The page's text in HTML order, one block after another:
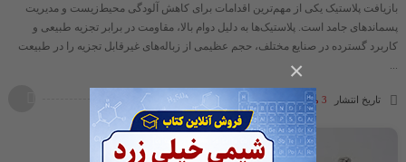
×
بازیافت پلاستیک یکی از مهم‌ترین اقدامات برای کاهش آلودگی محیط‌زیست و مدیریت
پسماندهای جامد است. پلاستیک‌ها به دلیل دوام بالا، مقاومت در برابر تجزیه طبیعی و
کاربرد گسترده در صنایع مختلف، حجم عظیمی از زباله‌های غیرقابل تجزیه را در طبیعت
...
تاریخ انتشار 3 مهر 1404